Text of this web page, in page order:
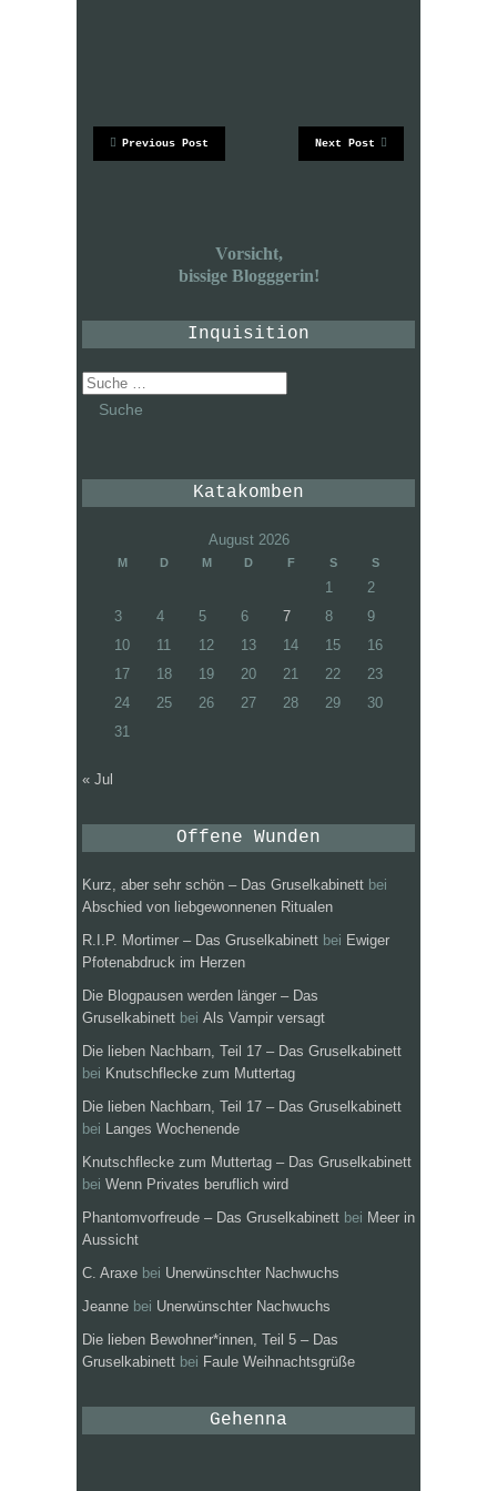
Next Post
Previous Post
Vorsicht,
bissige Blogggerin!
Inquisition
Suche
nach:
Katakomben
August 2026
M D M D F S S
1
2
3
4 5 6 7 8
9
10
11 12 13 14 15
16
17
18 19 20 21 22
23
24
25 26 27 28 29
30
31
« Jul
Offene Wunden
Kurz, aber sehr schön – Das Gruselkabinett bei
Abschied von liebgewonnenen Ritualen
R.I.P. Mortimer – Das Gruselkabinett bei Ewiger
Pfotenabdruck im Herzen
Die Blogpausen werden länger – Das
Gruselkabinett bei Als Vampir versagt
Die lieben Nachbarn, Teil 17 – Das Gruselkabinett
bei Knutschflecke zum Muttertag
Die lieben Nachbarn, Teil 17 – Das Gruselkabinett
bei
Langes Wochenende
Knutschflecke zum Muttertag – Das Gruselkabinett
bei Wenn Privates beruflich wird
Phantomvorfreude – Das Gruselkabinett bei Meer in
Aussicht
C. Araxe bei Unerwünschter Nachwuchs
Jeanne bei Unerwünschter Nachwuchs
Die lieben Bewohner*innen, Teil 5 – Das
Gruselkabinett bei Faule Weihnachtsgrüße
Gehenna